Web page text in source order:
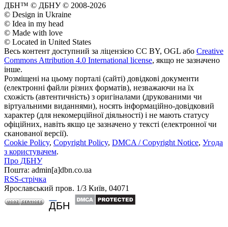
ДБН™ © ДБНУ © 2008-2026
© Design in Ukraine
© Idea in my head
© Made with love
© Located in United States
Весь контент доступний за ліцензією CC BY, OGL або Creative
Commons Attribution 4.0 International license, якщо не зазначено
інше.
Розміщені на цьому порталі (сайті) довідкові документи
(електронні файли різних форматів), незважаючи на їх
схожість (автентичність) з оригіналами (друкованими чи
віртуальними виданнями), носять інформаційно-довідковий
характер (для некомерційної діяльності) і не мають статусу
офіційних, навіть якщо це зазначено у тексті (електронної чи
сканованої версії).
Cookie Policy, Copyright Policy, DMCA / Copyright Notice, Угода
з користувачем.
Про ДБНУ
Пошта: admin[а]dbn.co.ua
RSS-стрічка
Ярославський пров. 1/3 Київ, 04071